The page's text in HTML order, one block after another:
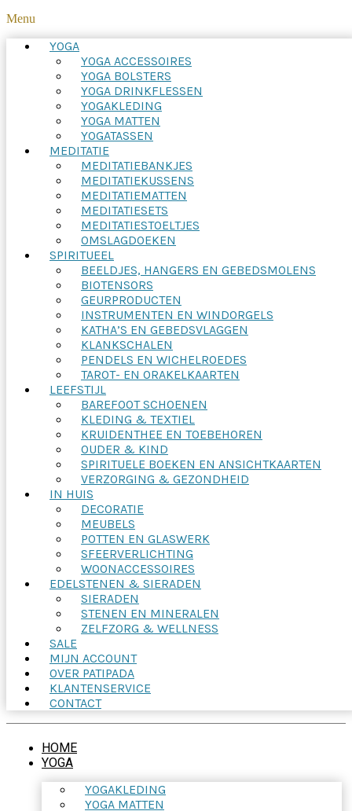
Menu
YOGA
YOGA ACCESSOIRES
YOGA BOLSTERS
YOGA DRINKFLESSEN
YOGAKLEDING
YOGA MATTEN
YOGATASSEN
MEDITATIE
MEDITATIEBANKJES
MEDITATIEKUSSENS
MEDITATIEMATTEN
MEDITATIESETS
MEDITATIESTOELTJES
OMSLAGDOEKEN
SPIRITUEEL
BEELDJES, HANGERS EN GEBEDSMOLENS
BIOTENSORS
GEURPRODUCTEN
INSTRUMENTEN EN WINDORGELS
KATHA’S EN GEBEDSVLAGGEN
KLANKSCHALEN
PENDELS EN WICHELROEDES
TAROT- EN ORAKELKAARTEN
LEEFSTIJL
BAREFOOT SCHOENEN
KLEDING & TEXTIEL
KRUIDENTHEE EN TOEBEHOREN
OUDER & KIND
SPIRITUELE BOEKEN EN ANSICHTKAARTEN
VERZORGING & GEZONDHEID
IN HUIS
DECORATIE
MEUBELS
POTTEN EN GLASWERK
SFEERVERLICHTING
WOONACCESSOIRES
EDELSTENEN & SIERADEN
SIERADEN
STENEN EN MINERALEN
ZELFZORG & WELLNESS
SALE
MIJN ACCOUNT
OVER PATIPADA
KLANTENSERVICE
CONTACT
HOME
YOGA
YOGAKLEDING
YOGA MATTEN